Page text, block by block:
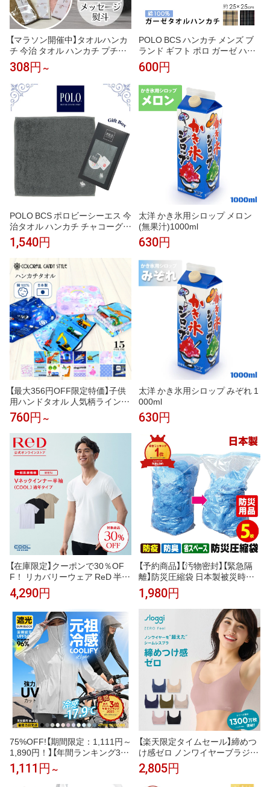
【マラソン開催中】タオルハンカ
チ 今治 タオル ハンカチ プチギ
フト ブランド 今治タオル ラッ
ピング 子供 アースカラー 無地 2
0cm×20cm 入園 入学 プレゼン
ト 景品 吸水性 こども会 退職 お
礼 卒園 卒業 [M便 1/11]
308円 ～
POLO BCS ハンカチ メンズ ブ
ランド ギフト ポロ ガーゼ ハン
ドタオル タオルハンカチ 25cm
パイル 生地 オシャレ ビジネス
チェック 柄 大判 贈り物 プレゼ
ント フォーマル 男性 紳士 高級
刺繍 挨
600円
POLO BCS ポロビーシーエス 今
治タオル ハンカチ チャコーグレ
ー タオルハンカチ ギフトボック
ス入り 日本製 メンズ ブランド
ギフト プレゼント 男性 人気 ギ
フトラッピング対応 巾着袋 包装
紙 誕生日 お礼 お返し お祝い
1,540円
太洋 かき氷用シロップ メロン
(無果汁)1000ml
630円
【最大356円OFF限定特価】子供
用ハンドタオル 人気柄ラインア
ップ ミニハンカチ キッズ 幼児
子 小学生 幼稚園 保育園 男の子
女の子 入学祝い 入園グッズ 入
園準備 小学校
760円 ～
太洋 かき氷用シロップ みぞれ 1
000ml
630円
【在庫限定】クーポンで30％OF
F！ リカバリーウェア ReD 半袖
Vネック インナー(COOL) 通年
タイプ メンズ 男性 夏 夏用 血行
促進 疲労回復 誕生日 下着 薄手
プレゼント ギフト 一般医療機器
大きいサイズ レッド公式
4,290円
【予約商品】【汚物密封】【緊急隔
離】防災圧縮袋 日本製被災時、
緊急時の汚物・廃棄物・生ゴミ
を圧縮！廃棄までの10日間に耐
える！防災圧縮袋 5枚入【安心の
日本製】
1,980円
75%OFF!【期間限定：1,111円～
1,890円！】【年間ランキング3
位】 UVパーカー UV UPF50+ UV
カット ラッシュガード レディー
ス 自転車 長袖 薄手 日焼け止め
1,111円 ～
【楽天限定タイムセール】締めつ
け感ゼロ ノンワイヤーブラジャ
ー スロギー ゼロ フィール ベー
シック 2 ブラトップ ハーフトッ
プ sloggi Zero Feel Top JX トリ
2,805円